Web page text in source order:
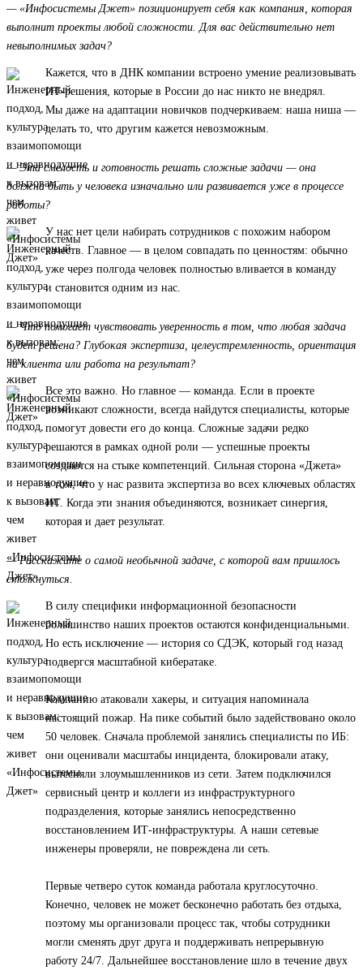
— «Инфосистемы Джет» позиционирует себя как компания, которая
выполнит проекты любой сложности. Для вас действительно нет
невыполнимых задач?
Кажется, что в ДНК компании встроено умение реализовывать
ИТ-решения, которые в России до нас никто не внедрял.
Мы даже на адаптации новичков подчеркиваем: наша ниша —
делать то, что другим кажется невозможным.
— Эта смелость и готовность решать сложные задачи — она
должна быть у человека изначально или развивается уже в процессе
работы?
У нас нет цели набирать сотрудников с похожим набором
качеств. Главное — в целом совпадать по ценностям: обычно
уже через полгода человек полностью вливается в команду
и становится одним из нас.
— Что помогает чувствовать уверенность в том, что любая задача
будет решена? Глубокая экспертиза, целеустремленность, ориентация
на клиента или работа на результат?
Все это важно. Но главное — команда. Если в проекте
возникают сложности, всегда найдутся специалисты, которые
помогут довести его до конца. Сложные задачи редко
решаются в рамках одной роли — успешные проекты
создаются на стыке компетенций. Сильная сторона «Джета»
в том, что у нас развита экспертиза во всех ключевых областях
ИТ. Когда эти знания объединяются, возникает синергия,
которая и дает результат.
— Расскажите о самой необычной задаче, с которой вам пришлось
столкнуться.
В силу специфики информационной безопасности
большинство наших проектов остаются конфиденциальными.
Но есть исключение — история со СДЭК, который год назад
подвергся масштабной кибератаке.
Компанию атаковали хакеры, и ситуация напоминала
настоящий пожар. На пике событий было задействовано около
50 человек. Сначала проблемой занялись специалисты по ИБ:
они оценивали масштабы инцидента, блокировали атаку,
вытесняли злоумышленников из сети. Затем подключился
сервисный центр и коллеги из инфраструктурного
подразделения, которые занялись непосредственно
восстановлением ИТ-инфраструктуры. А наши сетевые
инженеры проверяли, не повреждена ли сеть.
Первые четверо суток команда работала круглосуточно.
Конечно, человек не может бесконечно работать без отдыха,
поэтому мы организовали процесс так, чтобы сотрудники
могли сменять друг друга и поддерживать непрерывную
работу 24/7. Дальнейшее восстановление шло в течение двух